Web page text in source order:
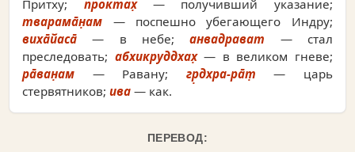
Притху; проктах̣— получивший указание;
тварама̄н̣ам — поспешно убегающего Индру;
виха̄йаса̄ — в небе;анвадрават — стал
преследовать; абхикруддхах̣— в великом гневе;
ра̄ван̣ам — Равану; гр̣дхра-ра̄т̣ — царь
стервятников;ива — как.
ПЕРЕВОД: